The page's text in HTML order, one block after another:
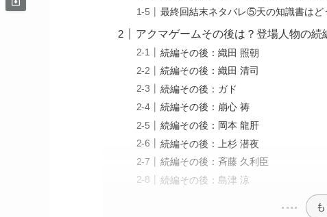
最終回結末ネタバレ⑤天の知識書はど
アクマゲームその後は？登場人物の続
続編その後：織田 照朝
続編その後：織田 清司
続編その後：ガド
続編その後：崩心 祷
続編その後：岡本 龍肝
続編その後：上杉 潜夜
続編その後：斉藤 久利臣
続編その後：島津 涼